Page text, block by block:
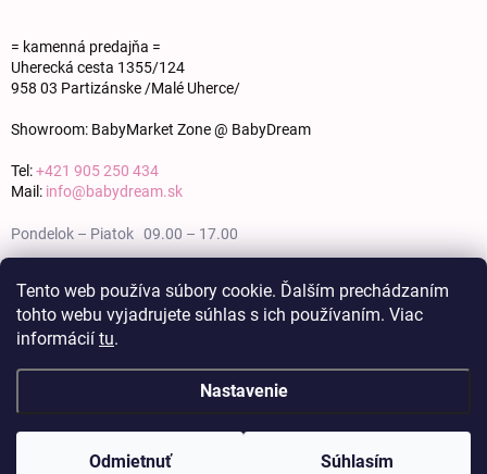
Tento web používa súbory cookie. Ďalším prechádzaním
tohto webu vyjadrujete súhlas s ich používaním. Viac
informácií tu.
Nastavenie
Odmietnuť Súhlasím
= kamenná predajňa =
Uherecká cesta 1355/124
958 03 Partizánske /Malé Uherce/
Showroom: BabyMarket Zone @ BabyDream
Tel:+421 905 250 434
Mail: info@babydream.sk
Pondelok – Piatok 09.00 – 17.00
Nedeľa zatvorené
Copyright 2026BABY DREAM. Všetky práva vyhradené.Upraviť nastavenie